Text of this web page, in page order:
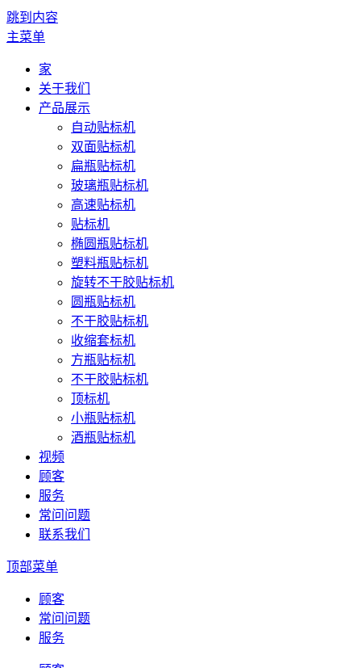
跳到内容
主菜单
家
关于我们
产品展示
自动贴标机
双面贴标机
扁瓶贴标机
玻璃瓶贴标机
高速贴标机
贴标机
椭圆瓶贴标机
塑料瓶贴标机
旋转不干胶贴标机
圆瓶贴标机
不干胶贴标机
收缩套标机
方瓶贴标机
不干胶贴标机
顶标机
小瓶贴标机
酒瓶贴标机
视频
顾客
服务
常问问题
联系我们
顶部菜单
顾客
常问问题
服务